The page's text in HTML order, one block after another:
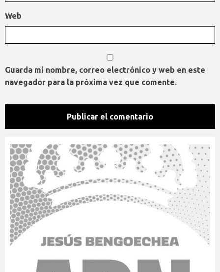
Web
Guarda mi nombre, correo electrónico y web en este
navegador para la próxima vez que comente.